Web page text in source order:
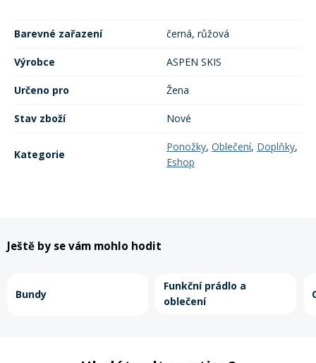
Barevné zařazení černá, růžová
Výrobce ASPEN SKIS
Určeno pro Žena
Stav zboží Nové
Kategorie
Ponožky, Oblečení, Doplňky,
Eshop
Ještě by se vám mohlo hodit
Bundy
Funkční prádlo a
oblečení